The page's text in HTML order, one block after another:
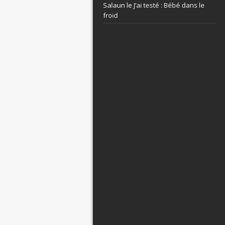
Salaun le J’ai testé : Bébé dans le
froid